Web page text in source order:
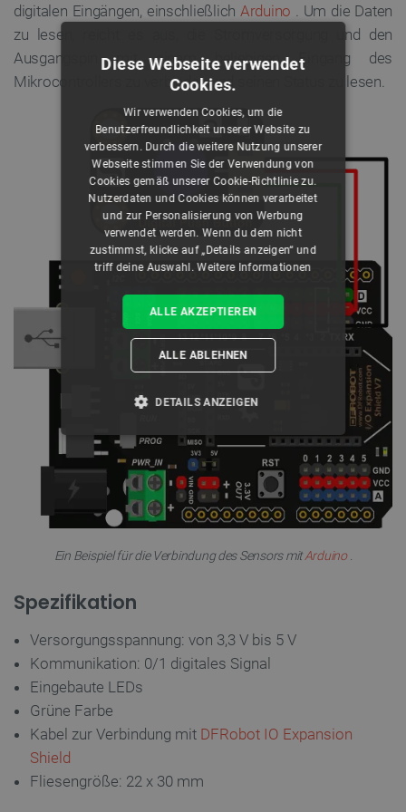
digitalen Eingängen, einschließlich Arduino . Um die Daten
zu lesen, reicht es aus, die Stromversorgung und den
Ausgangspin mit einem beliebigen Eingang des
Mikrocontrollers zu verbinden und seinen Status zu lesen.
Ein Beispiel für die Verbindung des Sensors mitArduino.
Spezifikation
Versorgungsspannung: von 3,3 V bis 5 V
Kommunikation: 0/1 digitales Signal
Eingebaute LEDs
Grüne Farbe
Kabel zur Verbindung mit DFRobot IO Expansion
Shield
Fliesengröße: 22 x 30 mm
Diese Webseite verwendet
Cookies.
Wir verwenden Cookies, um die
Benutzerfreundlichkeit unserer Website zu
verbessern. Durch die weitere Nutzung unserer
Webseite stimmen Sie der Verwendung von
Cookies gemäß unserer Cookie-Richtlinie zu.
Nutzerdaten und Cookies können verarbeitet
und zur Personalisierung von Werbung
verwendet werden. Wenn du dem nicht
zustimmst, klicke auf „Details anzeigen“ und
triff deine Auswahl.Weitere Informationen
ALLE AKZEPTIEREN
ALLE ABLEHNEN
DETAILS ANZEIGEN
UNBEDINGT ERFORDERLICH
PERFORMANCE
TARGETING
Unbedingt erforderlich Performance
Unbedingt erforderliche Cookies ermöglichen
wesentliche Kernfunktionen der Website wie die
Benutzeranmeldung und die Kontoverwaltung.
die Website nicht ordnungsgemäß verwendet
werden.